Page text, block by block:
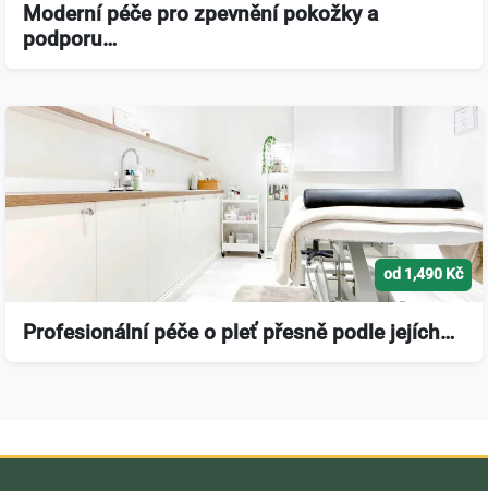
Moderní péče pro zpevnění pokožky a
podporu…
od 1,490 Kč
Profesionální péče o pleť přesně podle jejích…